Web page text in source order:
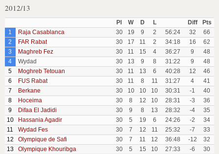
2012/13
Pl W D L Diff
Pts
1
Raja Casablanca 30 19 9 2 56:24 32
66
2
FAR Rabat 30 17 11 2 34:18 16
62
3
Maghreb Fez 30 11 15 4 36:27 9
48
4
Wydad 30 13 9 8 31:22 9
48
5
Moghreb Tetouan 30 11 13 6 40:28 12
46
6
FUS Rabat 30 11 8 11 31:27 4
41
7
Berkane 30 10 10 10 30:31 -1
40
8
Hoceima 30 8 12 10 28:31 -3
36
9
Difaa El Jadidi 30 9 8 13 28:32 -4
35
10
Hassania Agadir 30 5 19 6 24:26 -2
34
11
Wydad Fes 30 7 12 11 25:32 -7
33
12
Olympique de Safi 30 7 11 12 36:48 -12
32
13
Olympique Khouribga 30 5 15 10 27:33 -6
30